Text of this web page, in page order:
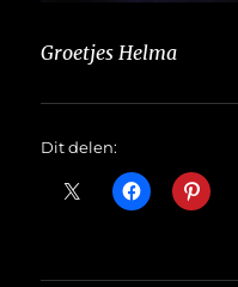
Groetjes Helma
Dit delen: